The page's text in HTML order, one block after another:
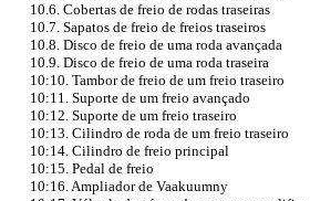
10.6. Cobertas de freio de rodas traseiras
10.7. Sapatos de freio de freios traseiros
10.8. Disco de freio de uma roda avançada
10.9. Disco de freio de uma roda traseira
10:10. Tambor de freio de um freio traseiro
10:11. Suporte de um freio avançado
10:12. Suporte de um freio traseiro
10:13. Cilindro de roda de um freio traseiro
10:14. Cilindro de freio principal
10:15. Pedal de freio
10:16. Ampliador de Vaakuumny